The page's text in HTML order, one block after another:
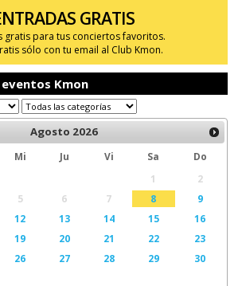
GRATIS
gratis para tus conciertos favoritos.
sólo con tu email al Club Kmon.
Kmon
Agosto 2026
Mi Ju Vi Sa
Do
1
2
5 6 7 8
9
12 13 14 15
16
19 20 21 22
23
26 27 28 29
30